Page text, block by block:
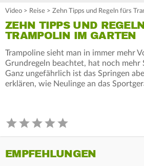
Video > Reise > Zehn Tipps und Regeln fürs
ZEHN TIPPS UND
TRAMPOLIN IM GARTEN
Trampoline sieht man in immer mehr
Grundregeln beachtet, hat noch mehr
Ganz ungefährlich ist das Springen
erklären, wie Neulinge an das
EMPFEHLUNGEN